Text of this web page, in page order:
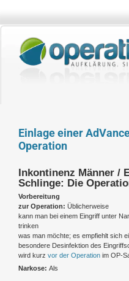
springen
Einlage einer
Operation
Inkontinenz Männer /
Schlinge: Die
Vorbereitung
zur Operation: Üblicherweise
kann man bei einem Eingriff unter
trinken
was man möchte; es empfiehlt sich
besondere Desinfektion des
wird kurz vor der Operation im OP-
Narkose: Als